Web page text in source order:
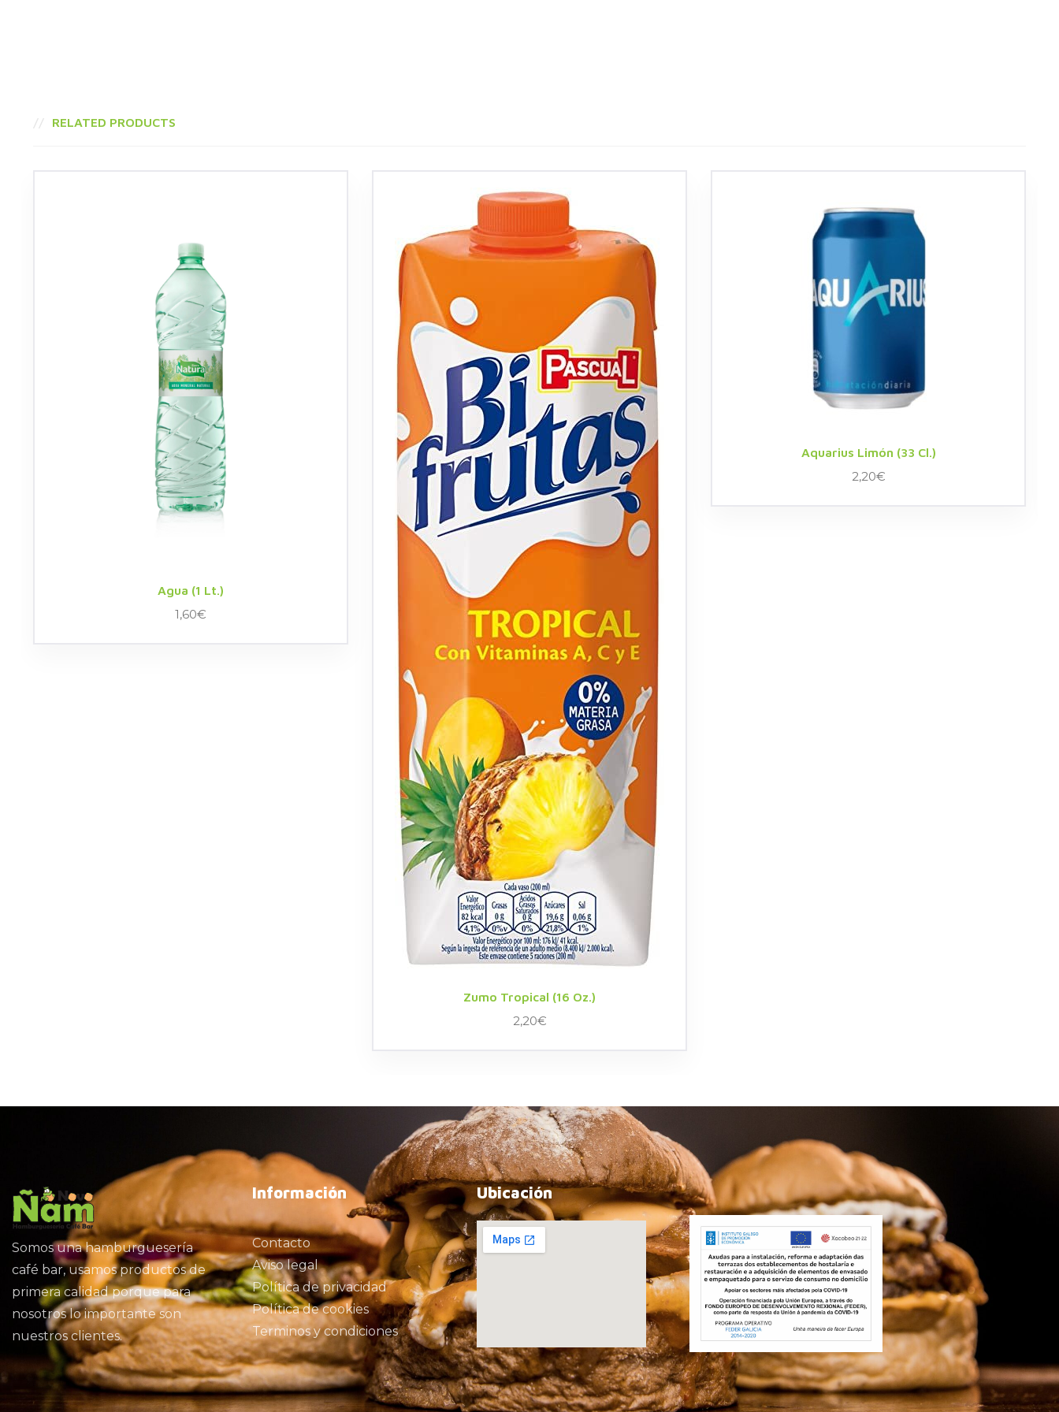
RELATED PRODUCTS
Agua (1 Lt.)
1,60€
Zumo Tropical (16 Oz.)
2,20€
Aquarius Limón (33 Cl.)
2,20€
Somos una hamburguesería
café bar, usamos productos de
primera calidad porque para
nosotros lo importante son
nuestros clientes.
Información
Contacto
Aviso legal
Política de privacidad
Política de cookies
Terminos y condiciones
Ubicación